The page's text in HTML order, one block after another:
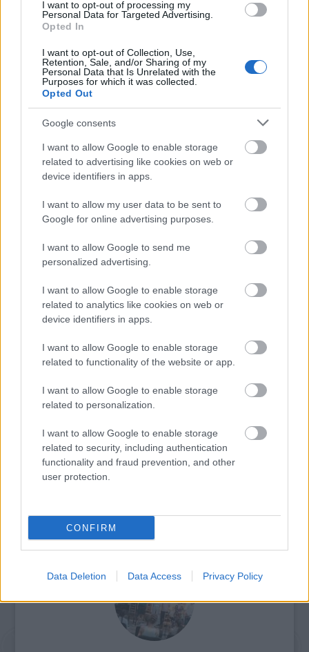
I want to opt-out of processing my
Personal Data for Targeted Advertising.
Opted In
I want to opt-out of Collection, Use,
Retention, Sale, and/or Sharing of my
Personal Data that Is Unrelated with the
Purposes for which it was collected.
Opted Out
Google consents
I want to allow Google to enable storage
related to advertising like cookies on web or
device identifiers in apps.
I want to allow my user data to be sent to
Google for online advertising purposes.
I want to allow Google to send me
personalized advertising.
I want to allow Google to enable storage
related to analytics like cookies on web or
device identifiers in apps.
I want to allow Google to enable storage
related to functionality of the website or app.
I want to allow Google to enable storage
related to personalization.
I want to allow Google to enable storage
related to security, including authentication
functionality and fraud prevention, and other
user protection.
CONFIRM
Data Deletion Data Access Privacy Policy
hallgathatjuk többek között a (This Is Not a)
Love Songot, a Killing Moont, az Ever Fallen
Melanie 2009-ben jelentette meg első
szólólemezét, amelyen Villeneuve mellett
Julien Doré, Phoebe Killdeer és a norvég
multiinstrumentalista-dalszerző Thomas
Dybdahl működik közre. Bájos pop, franciás
sanzon, kávéházi hangulat, mindehhez
Melanie Pain összetéveszthetetlen,
egyszerre kislányos és szexi orgánuma –
koncertek jobbak, mert Melanie igazi
színpadi egyéniség. Egyszerre játékos és
érzelmes, incselkedő és szende, vicces és
vérkomoly. A magyar közönség a Nouvelle
hogy saját zenekarával is tiszteletét tegye, és
ismét elbűvölje hallgatóságát.
Zene
AZ EMBERSÉG ÜNNEPE